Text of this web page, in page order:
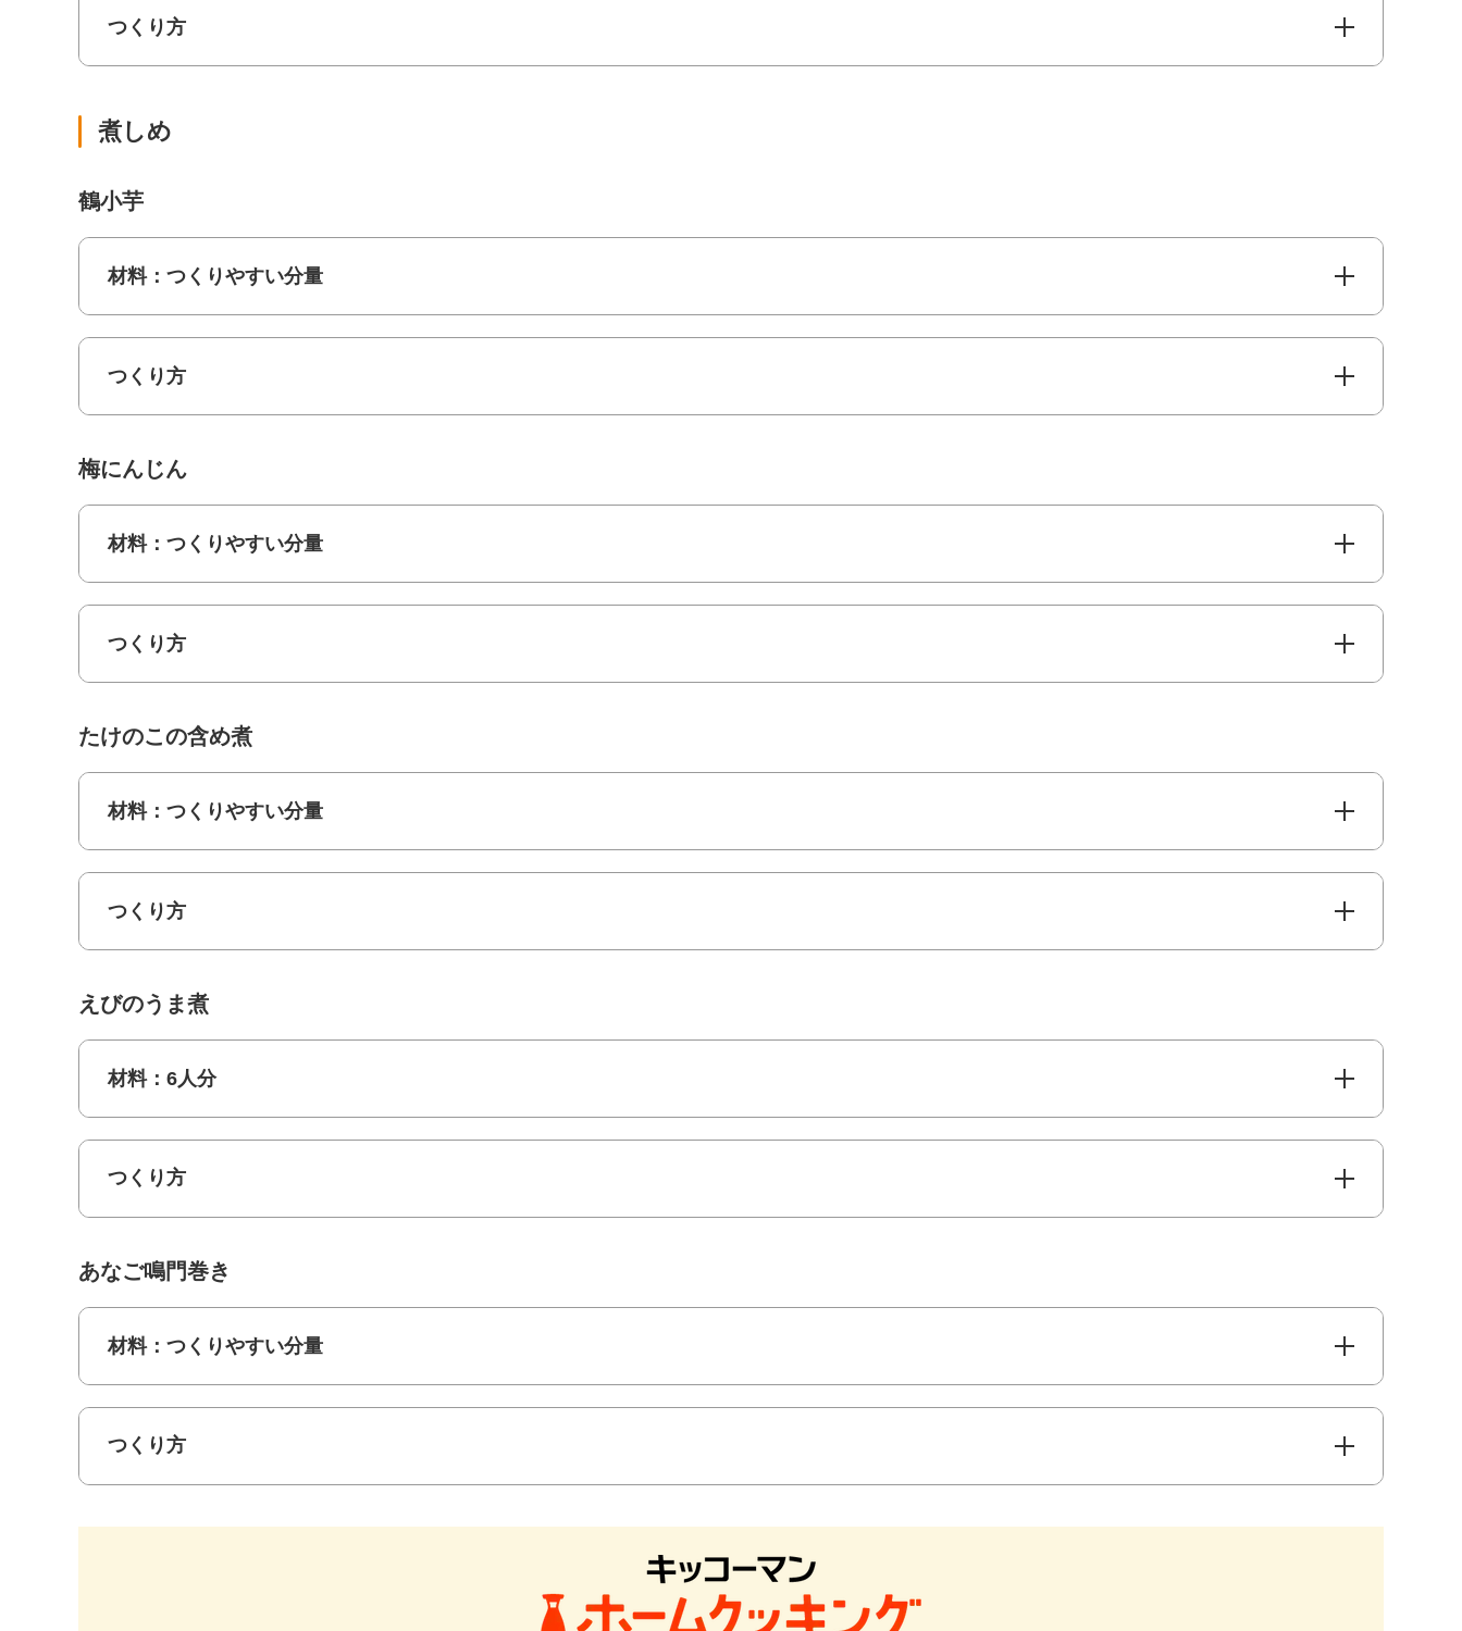
つくり方
煮しめ
鶴小芋
材料：つくりやすい分量
つくり方
梅にんじん
材料：つくりやすい分量
つくり方
たけのこの含め煮
材料：つくりやすい分量
つくり方
えびのうま煮
材料：6人分
つくり方
あなご鳴門巻き
材料：つくりやすい分量
つくり方